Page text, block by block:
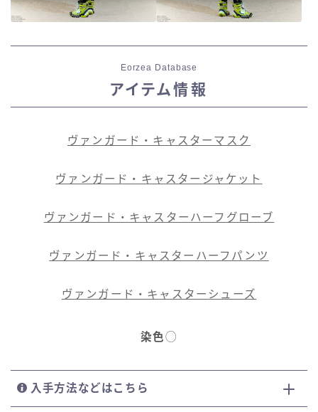
Eorzea Database
アイテム情報
ヴァンガード・キャスターマスク
ヴァンガード・キャスタージャケット
ヴァンガード・キャスターハーフグローブ
ヴァンガード・キャスターハーフパンツ
ヴァンガード・キャスターシューズ
染色◯
入手方法などはこちら